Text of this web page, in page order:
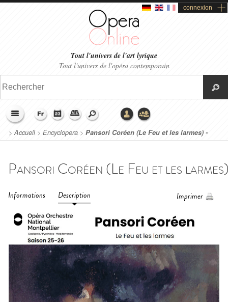
connexion
Tout l'univers de l'art lyrique
Tout l'univers de l'opéra contemporain
>Accueil> Encyclopera > Pansori Coréen (Le Feu et les larmes) -
Opéra-Orchestre National de Montpellier (2026)
Informations Description Imprimer